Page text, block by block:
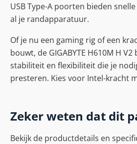
USB Type-A poorten bieden
al je randapparatuur.
Of je nu een gaming rig of een
bouwt, de GIGABYTE H610M H
stabiliteit en flexibiliteit die je
presteren. Kies voor Intel-kracht
Zeker weten dat dit
Bekijk de productdetails en